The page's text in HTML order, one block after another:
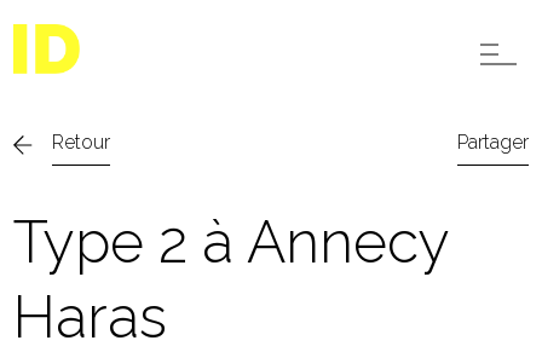
Retour Partager
Type 2 à Annecy
Haras